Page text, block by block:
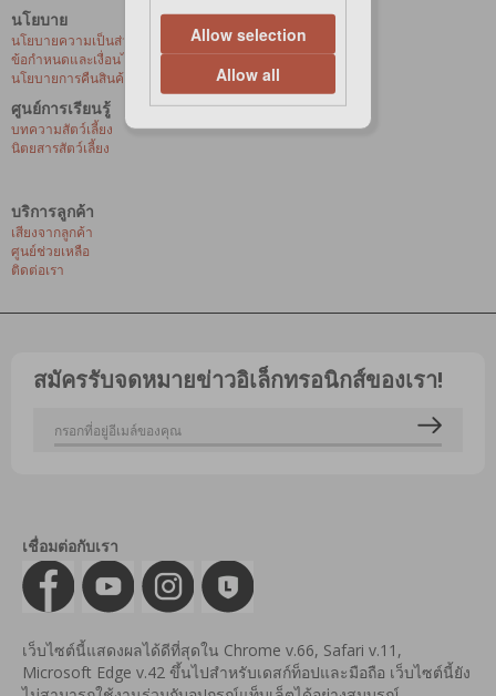
นโยบาย
นโยบายความเป็นส่วนตัว
ข้อกำหนดและเงื่อนไขการซื้อสินค้าออนไลน์
นโยบายการคืนสินค้าและการเปลี่ยนสินค้า
ศูนย์การเรียนรู้
บทความสัตว์เลี้ยง
นิตยสารสัตว์เลี้ยง
บริการลูกค้า
เสียงจากลูกค้า
ศูนย์ช่วยเหลือ
ติดต่อเรา
สมัครรับจดหมายข่าวอิเล็กทรอนิกส์ของเรา!
เชื่อมต่อกับเรา
เว็บไซต์นี้แสดงผลได้ดีที่สุดใน Chrome v.66, Safari v.11,
Microsoft Edge v.42 ขึ้นไปสำหรับเดสก์ท็อปและมือถือ เว็บไซต์นี้ยัง
Allow selection
Allow all